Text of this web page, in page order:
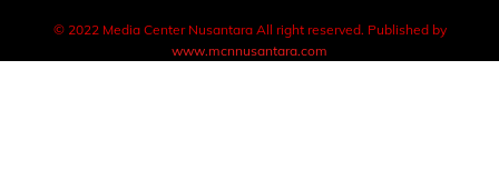
© 2022 Media Center Nusantara All right reserved. Published by
www.mcnnusantara.com